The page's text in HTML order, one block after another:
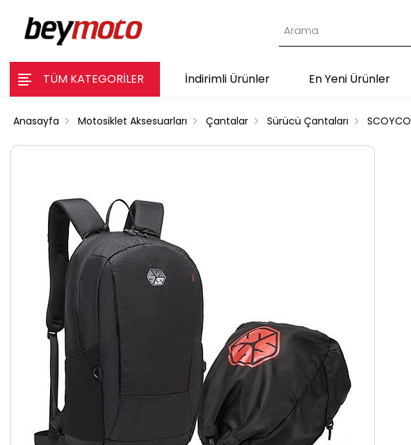
TÜM KATEGORİLER İndirimli Ürünler En Yeni Ürünler
Anasayfa Motosiklet Aksesuarları Çantalar Sürücü Çantaları SCOYCO